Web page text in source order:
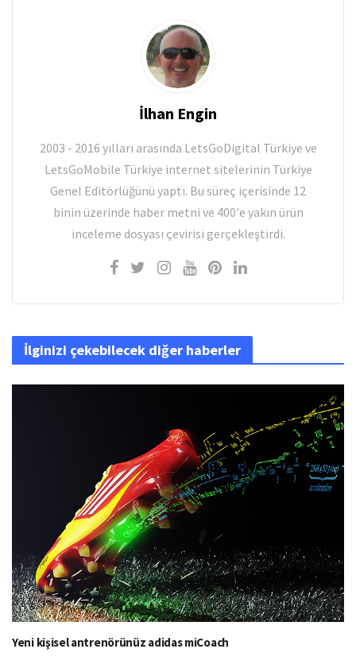
İlhan Engin
2003 - 2016 yılları arasında LetsGoDigital Türkiye ve
LetsGoMobile Türkiye internet sitelerinin Türkiye
Genel Editörlüğünü yaptı. Bu süreç içerisinde 12
binin üzerinde haber metni ve 400'e yakın ürün
inceleme dosyası çevirisi gerçekleştirdi.
İlginizi çekebilecek diğer haberler
Yeni kişisel antrenörünüz adidas miCoach